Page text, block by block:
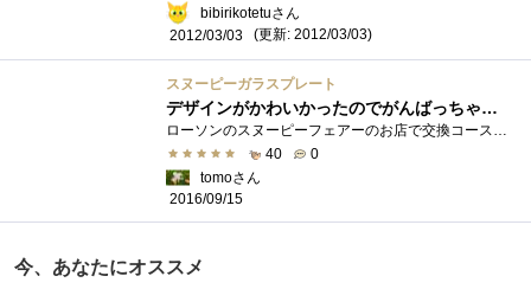
bibirikotetuさん
2012/03/03
(更新: 2012/03/03)
スヌーピーガラスプレート
デザインがかわいかったのでがんばっちゃいました
ローソンのスヌーピーフェアーのお店で交換コースでもらえるスヌーピーガラスプレートです。シールを張り付けるシール台紙今回は対象商品と�...
40
0
tomoさん
2016/09/15
今、あなたにオススメ